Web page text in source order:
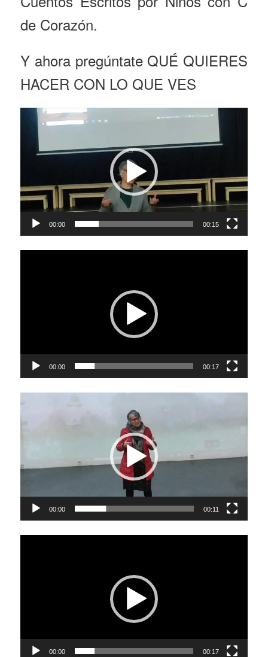
de Corazón.
Y ahora pregúntate QUÉ QUIERES
HACER CON LO QUE VES
Video
Player
00:00 00:15
00:00 00:17
00:00 00:11
00:00 00:17